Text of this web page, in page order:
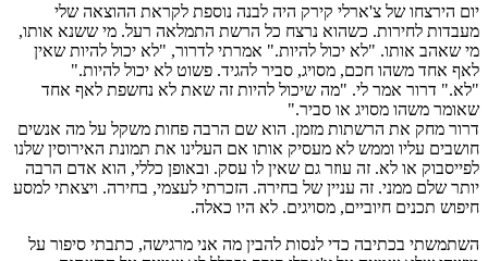
יום הירצחו של צ'ארלי קירק היה לבנה נוספת לקראת ההוצאה שלי
מעבדות לחירות. כשהוא נרצח כל הרשת התמלאה רעל. מי ששנא אותו,
מי שאהב אותו. "לא יכול להיות." אמרתי לדרור, "לא יכול להיות שאין
לאף אחד משהו חכם, מסויג, סביר להגיד. פשוט לא יכול להיות."
"לא." דרור אמר לי. "מה שיכול להיות זה שאת לא נחשפת לאף אחד
שאומר משהו מסויג או סביר."
דרור מחק את הרשתות מזמן. הוא שם הרבה פחות משקל על מה אנשים
חושבים עליו וממש לא מעסיק אותו אם העלינו את תמונת האירוסין שלנו
לפייסבוק או לא. זה עוזר גם שאין לו עסק. ובאופן כללי, הוא אדם הרבה
יותר שלם ממני. זה עניין של בחירה. הזכרתי לעצמי, בחירה. ויצאתי למסע
חיפוש תכנים חיוביים, מסויגים. לא היו כאלה.
השתמשתי בכתיבה כדי לנסות להבין מה אני מרגישה, כתבתי סיפור על